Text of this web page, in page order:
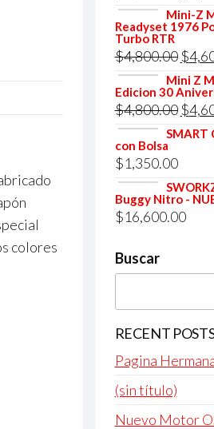
colores
era:
Mini-Z
Readyset 1976
Turbo RTR
$4,800.00 El
era:
$
Mini Z
Edicion 30
$4,800.00 El
$
SMART
con Bolsa
$1,350.00
Buggy Nitro -
$16,600.00
Buscar
RECENT
Pagina
(sin título)
Nuevo Motor